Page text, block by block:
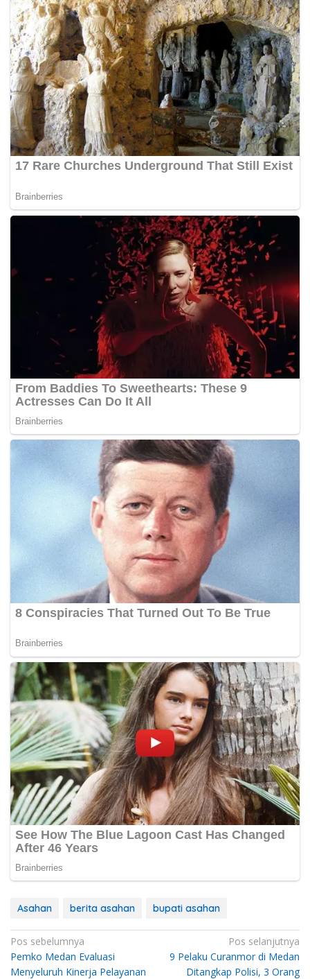
Asahan berita asahan bupati asahan
Navigasi
pos
Pos sebelumnya
Pemko Medan Evaluasi
Menyeluruh Kinerja Pelayanan
Pos selanjutnya
9 Pelaku Curanmor di Medan
Ditangkap Polisi, 3 Orang